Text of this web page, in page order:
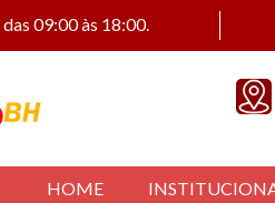
das 09:00 às 18:00.
HOME